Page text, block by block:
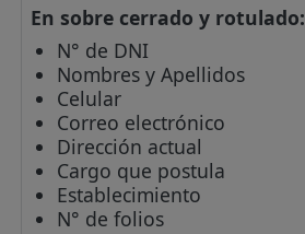
En sobre cerrado y rotulado:
N° de DNI
Nombres y Apellidos
Celular
Correo electrónico
Dirección actual
Cargo que postula
Establecimiento
N° de folios